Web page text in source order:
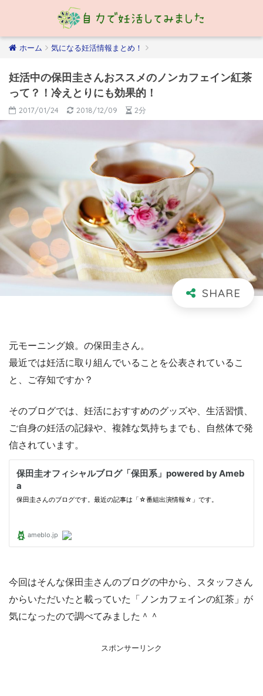
ホーム 気になる妊活情報まとめ！
妊活中の保田圭さんおススメのノンカフェイン紅茶
って？！冷えとりにも効果的！
2017/01/24 2018/12/09 2分
元モーニング娘。の保田圭さん。
最近では妊活に取り組んでいることを公表されているこ
と、ご存知ですか？
そのブログでは、妊活におすすめのグッズや、生活習慣、
ご自身の妊活の記録や、複雑な気持ちまでも、自然体で発
信されています。
今回はそんな保田圭さんのブログの中から、スタッフさん
からいただいたと載っていた「ノンカフェインの紅茶」が
気になったので調べてみました＾＾
スポンサーリンク